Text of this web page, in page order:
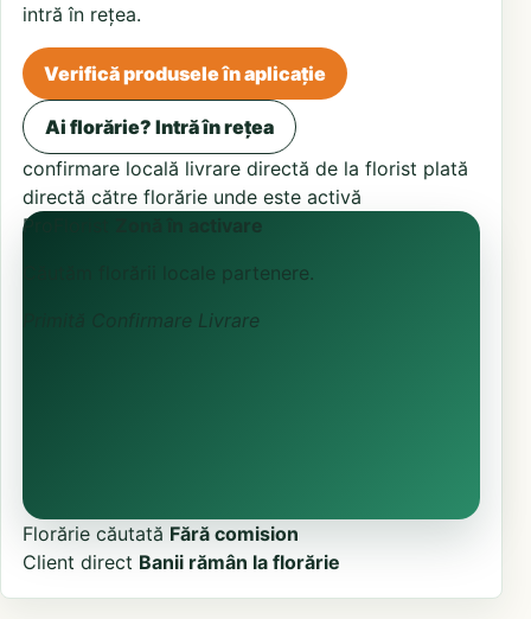
intră în rețea.
Verifică produsele în aplicație
Ai florărie? Intră în rețea
confirmare locală livrare directă de la florist plată
directă către florărie unde este activă
ProFlorist
Zonă în activare
Căutăm florării locale partenere.
Confirmare Livrare
Florărie căutată Fără comision
Client direct Banii rămân la florărie